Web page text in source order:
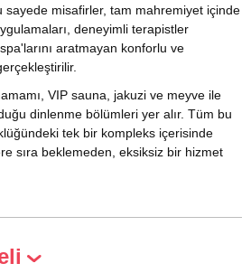
sayede misafirler, tam mahremiyet içinde
deneyimli terapistler
aratmayan konforlu ve
VIP sauna, jakuzi ve meyve ile
dinlenme bölümleri yer alır. Tüm bu
tek bir kompleks içerisinde
sıra beklemeden, eksiksiz bir hizmet